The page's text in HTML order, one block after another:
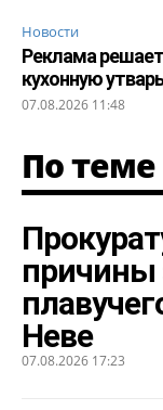
Новости
Реклама
кухонную
07.08.2026 11:48
По теме
причины
Неве
07.08.2026 17:23